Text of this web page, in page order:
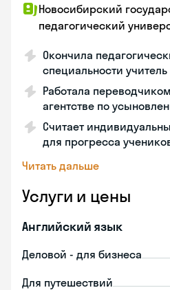
Новосибирский
педагогический
Окончила
специальности
Работала
агентстве по
Считает
для прогресса
Читать дальше
Услуги и цены
Английский язык
Деловой - для бизнеса
Для путешествий